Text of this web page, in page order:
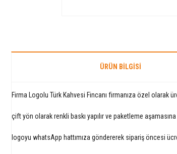
ÜRÜN BILGISI
Firma Logolu Türk Kahvesi Fincanı firmanıza özel olarak
çift yön olarak renkli baskı yapılır ve paketleme
logoyu whatsApp hattımıza göndererek sipariş öncesi